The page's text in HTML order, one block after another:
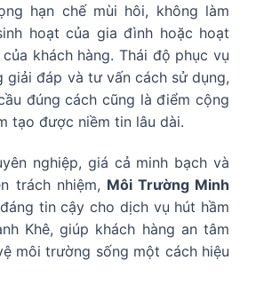
hạn chế mùi hôi, không làm
hoạt của gia đình hoặc hoạt
khách hàng. Thái độ phục vụ
giải đáp và tư vấn cách sử dụng,
đúng cách cũng là điểm cộng
tạo được niềm tin lâu dài.
nghiệp, giá cả minh bạch và
trách nhiệm, Môi Trường Minh
tin cậy cho dịch vụ hút hầm
Khê, giúp khách hàng an tâm
môi trường sống một cách hiệu